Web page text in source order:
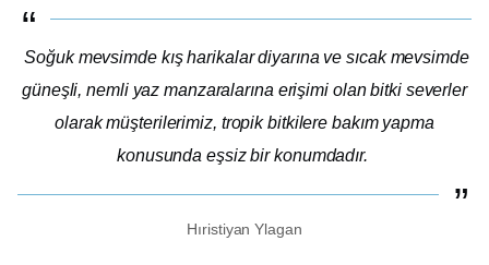
Soğuk mevsimde kış harikalar diyarına ve sıcak mevsimde
güneşli, nemli yaz manzaralarına erişimi olan bitki severler
olarak müşterilerimiz, tropik bitkilere bakım yapma
konusunda eşsiz bir konumdadır.
Hıristiyan Ylagan